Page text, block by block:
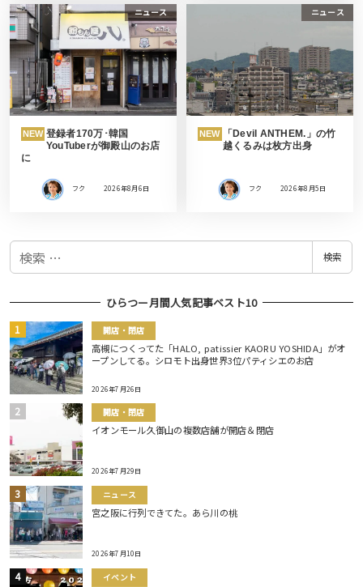
ニュース
NEW 登録者170万･韓国
YouTuberが御殿山のお店
に
フク 2026年8月6日
ニュース
NEW
「Devil ANTHEM.」の竹
越くるみは枚方出身
フク 2026年8月5日
検
検索
ひらつー月間人気記事ベスト10
開店・閉店
高槻につくってた「HALO, patissier KAORU YOSHIDA」がオ
ープンしてる。シロモト出身世界3位パティシエのお店
2026年7月26日
開店・閉店
イオンモール久御山の複数店舗が開店＆閉店
2026年7月29日
ニュース
宮之阪に行列できてた。あら川の桃
2026年7月10日
イベント